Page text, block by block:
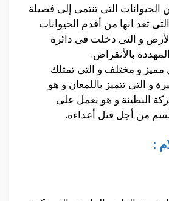
التى تنتمى إلى فصيلة
تعد انها من أقدم الحيوانات
و التى دخلت فى دائرة
بالأنقراض.
و مختلف و التى تمتلك
و التى تتميز باللمعان و هو
البطيئة و هو يعمل على
من أجل قتل أعداءه.
: